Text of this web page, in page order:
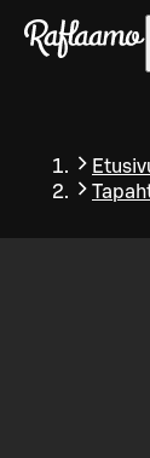
Siirry